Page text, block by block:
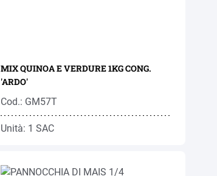
MIX QUINOA E VERDURE 1KG CONG.
'ARDO'
Cod.: GM57T
Unità: 1 SAC